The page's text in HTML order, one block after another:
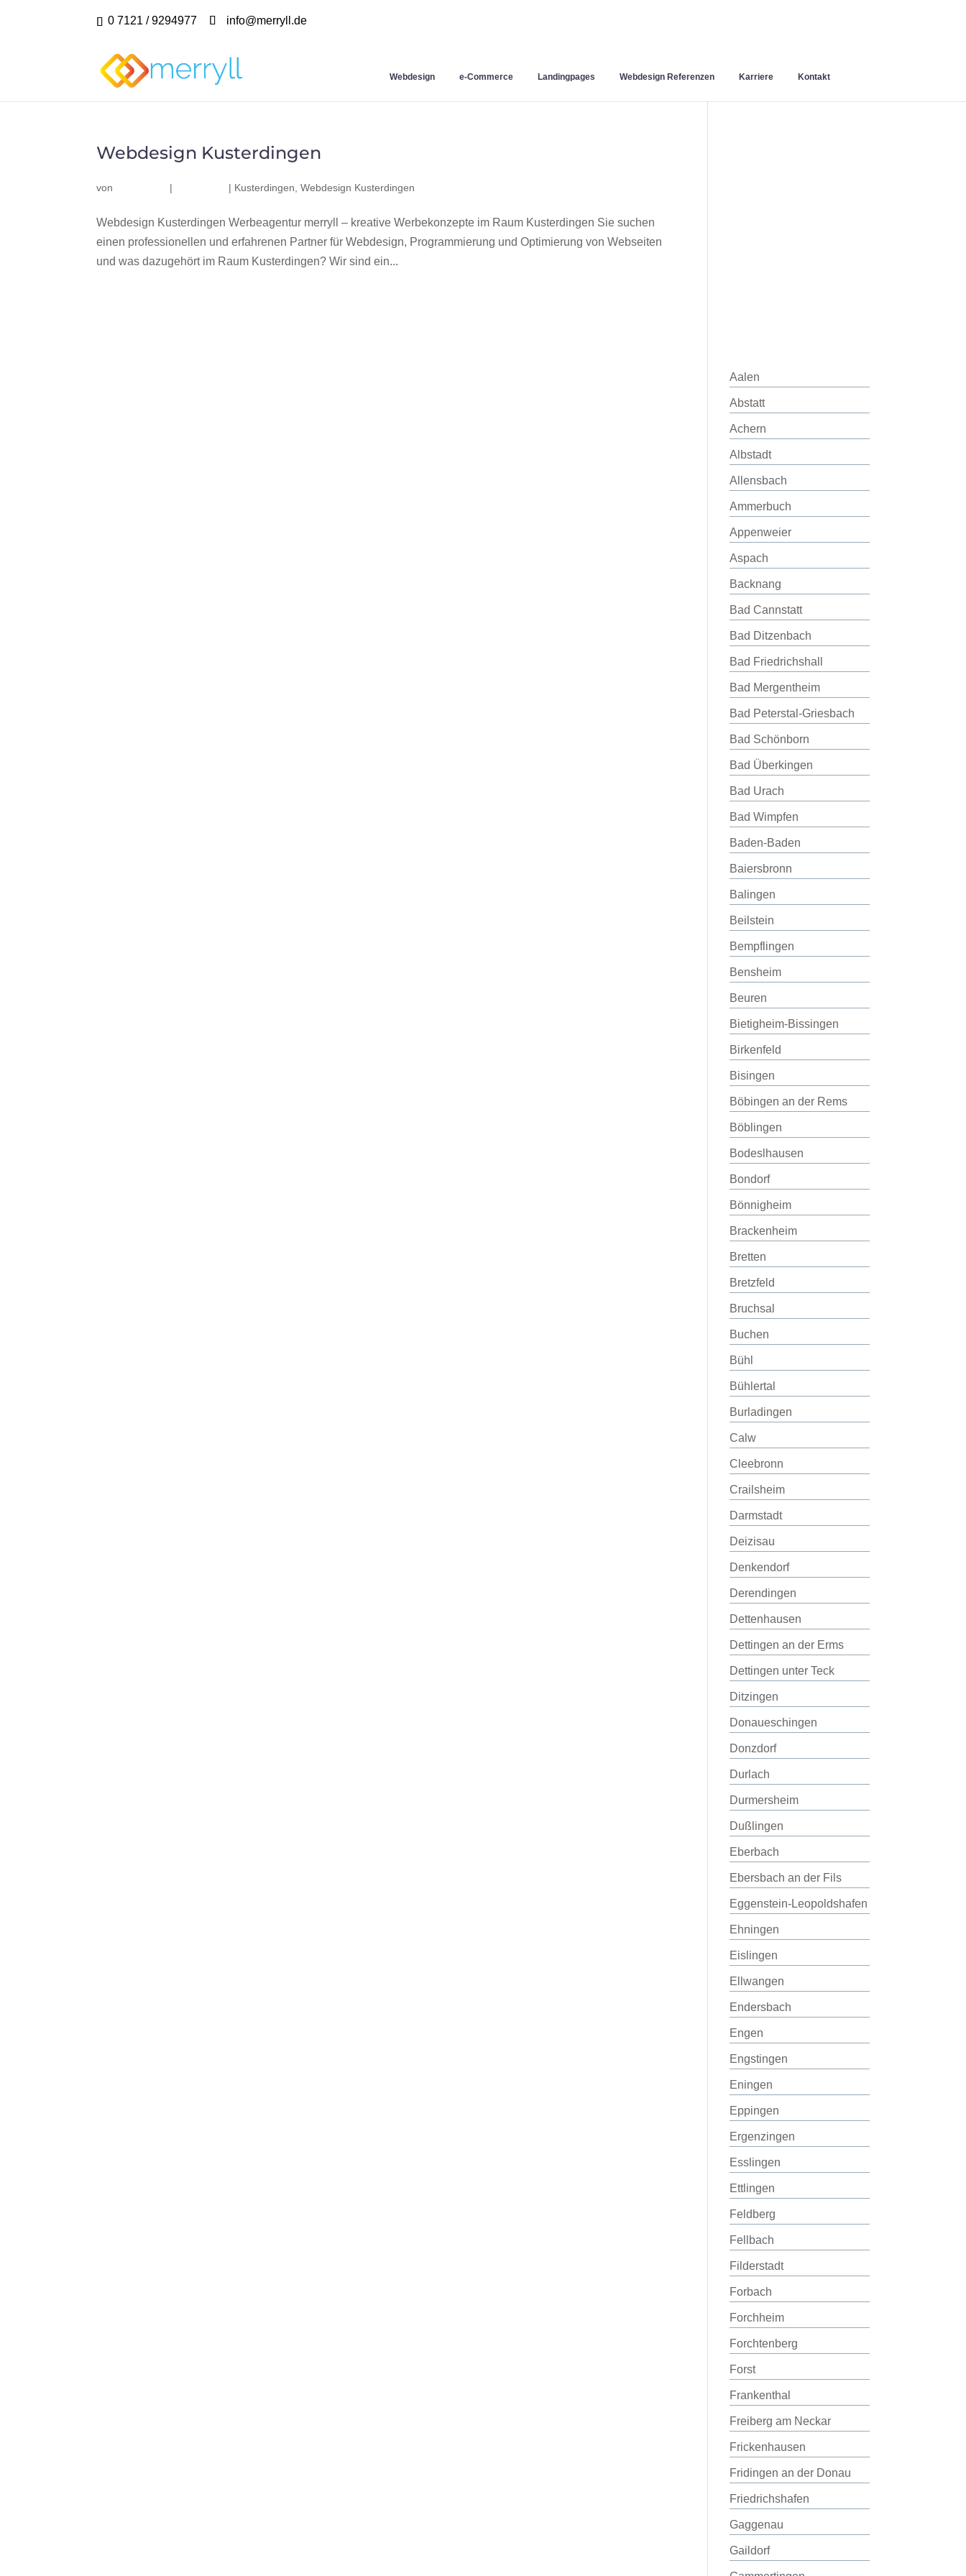
0 7121 / 9294977 info@merryll.de
Webdesign e-Commerce Landingpages Webdesign Referenzen Karriere Kontakt
Webdesign Kusterdingen
von | | Kusterdingen ,Webdesign Kusterdingen
Webdesign Kusterdingen Werbeagentur merryll – kreative Werbekonzepte im Raum Kusterdingen Sie suchen
einen professionellen und erfahrenen Partner für Webdesign, Programmierung und Optimierung von Webseiten
und was dazugehört im Raum Kusterdingen? Wir sind ein...
Aalen
Abstatt
Achern
Albstadt
Allensbach
Ammerbuch
Appenweier
Aspach
Backnang
Bad Cannstatt
Bad Ditzenbach
Bad Friedrichshall
Bad Mergentheim
Bad Peterstal-Griesbach
Bad Schönborn
Bad Überkingen
Bad Urach
Bad Wimpfen
Baden-Baden
Baiersbronn
Balingen
Beilstein
Bempflingen
Bensheim
Beuren
Bietigheim-Bissingen
Birkenfeld
Bisingen
Böbingen an der Rems
Böblingen
Bodeslhausen
Bondorf
Bönnigheim
Brackenheim
Bretten
Bretzfeld
Bruchsal
Buchen
Bühl
Bühlertal
Burladingen
Calw
Cleebronn
Crailsheim
Darmstadt
Deizisau
Denkendorf
Derendingen
Dettenhausen
Dettingen an der Erms
Dettingen unter Teck
Ditzingen
Donaueschingen
Donzdorf
Durlach
Durmersheim
Dußlingen
Eberbach
Ebersbach an der Fils
Eggenstein-Leopoldshafen
Ehningen
Eislingen
Ellwangen
Endersbach
Engen
Engstingen
Eningen
Eppingen
Ergenzingen
Esslingen
Ettlingen
Feldberg
Fellbach
Filderstadt
Forbach
Forchheim
Forchtenberg
Forst
Frankenthal
Freiberg am Neckar
Frickenhausen
Fridingen an der Donau
Friedrichshafen
Gaggenau
Gaildorf